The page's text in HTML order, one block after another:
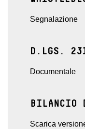
Segnalazione
D.LGS.
Documentale
BILANCIO
Scarica